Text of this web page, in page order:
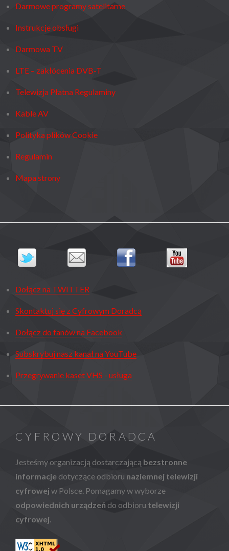
Darmowe programy satelitarne
Instrukcje obsługi
Darmowa TV
LTE – zakłócenia DVB-T
Telewizja Płatna Regulaminy
Kable AV
Polityka plików Cookie
Regulamin
Mapa strony
Dołącz na TWITTER
Skontaktuj się z Cyfrowym Doradcą
Dołącz do fanów na Facebook
Subskrybuj nasz kanał na YouTube
Przegrywanie kaset VHS - usługa
CYFROWY DORADCA
Jesteśmy organizacją dostarczającą bezstronne
informacje dotyczące odbioru naziemnej telewizji
cyfrowej w Polsce. Pomagamy w wyborze
odpowiednich urządzeń do odbioru telewizji
cyfrowej